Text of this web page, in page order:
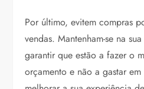
Por último, evitem compras
vendas. Mantenham-se na
garantir que estão a fazer o
orçamento e não a gastar